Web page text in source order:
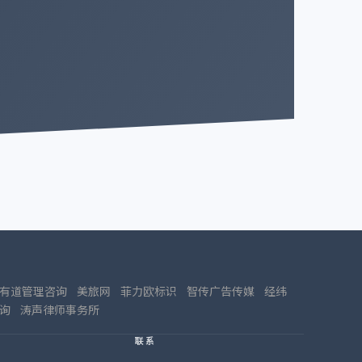
道管理咨询 美旅网 菲力欧标识 智传广告传媒
经纬
涛声律师事务所
联系